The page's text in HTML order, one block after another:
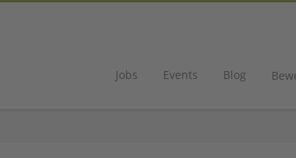
Jobs Events Blog